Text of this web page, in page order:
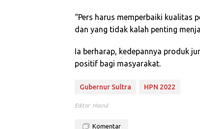
“Pers harus memperbaiki kualitas
dan yang tidak kalah penting
Ia berharap, kedepannya produk
positif bagi masyarakat.
Gubernur Sultra HPN 2022
Editor: Hasrul
Komentar